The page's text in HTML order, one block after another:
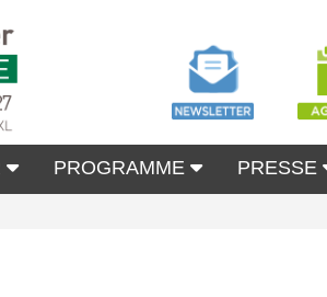
PROGRAMME PRESSE